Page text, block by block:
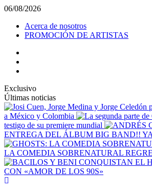
Saltar
contenido
06/08/2026
Acerca de nosotros
PROMOCIÓN DE ARTISTAS
Exclusivo
Últimas noticias
a México y Colombia
testigo de su premiere mundial
ENTREGA DEL ÁLBUM BIG BAND!!
LA COMEDIA SOBRENATURAL
CON «AMOR DE LOS 90S»